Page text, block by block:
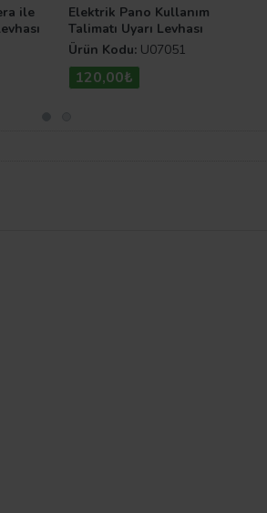
ile
Elektrik Pano Kullanım
Talimatı Uyarı Levhası
Ürün Kodu: U07051
120,00₺